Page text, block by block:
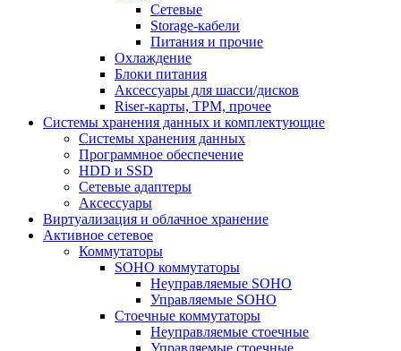
Сетевые
Storage-кабели
Питания и прочие
Охлаждение
Блоки питания
Аксессуары для шасси/дисков
Riser-карты, TPM, прочее
Системы хранения данных и комплектующие
Системы хранения данных
Программное обеспечение
HDD и SSD
Сетевые адаптеры
Аксессуары
Виртуализация и облачное хранение
Активное сетевое
Коммутаторы
SOHO коммутаторы
Неуправляемые SOHO
Управляемые SOHO
Стоечные коммутаторы
Неуправляемые стоечные
Управляемые стоечные